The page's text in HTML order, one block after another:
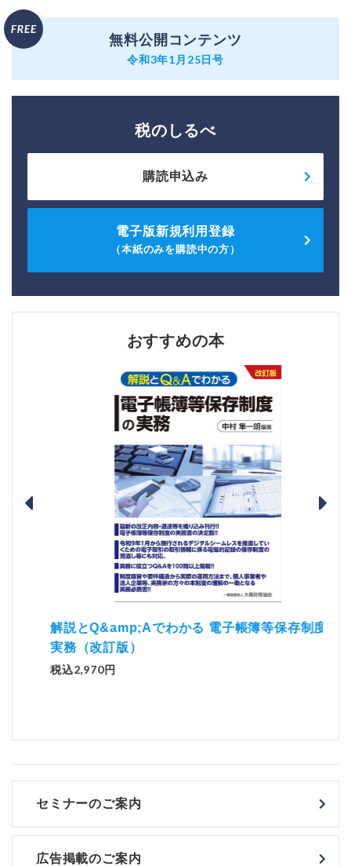
無料公開コンテンツ
令和3年1月25日号
税のしるべ
購読申込み
電子版新規利用登録
（本紙のみを購読中の方）
おすすめの本
解説とQ&amp;Aでわかる 電子帳簿等保存制度の
実務（改訂版）
税込2,970円
セミナーのご案内
広告掲載のご案内